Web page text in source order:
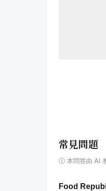
常見問題
ⓘ 本問答由 AI
Food